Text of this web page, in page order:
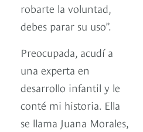
robarte la voluntad,
debes parar su uso”.
Preocupada, acudí a
una experta en
desarrollo infantil y le
conté mi historia. Ella
se llama Juana Morales,